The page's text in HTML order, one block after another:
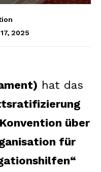
2025
hat das
über
für